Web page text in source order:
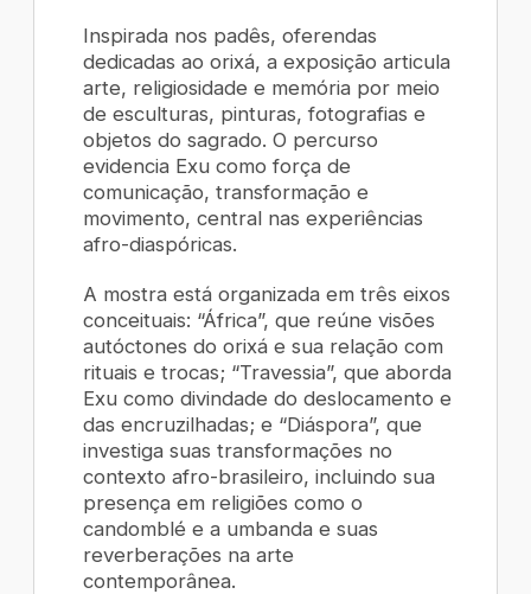
Inspirada nos padês, oferendas
dedicadas ao orixá, a exposição articula
arte, religiosidade e memória por meio
de esculturas, pinturas, fotografias e
objetos do sagrado. O percurso
evidencia Exu como força de
comunicação, transformação e
movimento, central nas experiências
afro-diaspóricas.
A mostra está organizada em três eixos
conceituais: “África”, que reúne visões
autóctones do orixá e sua relação com
rituais e trocas; “Travessia”, que aborda
Exu como divindade do deslocamento e
das encruzilhadas; e “Diáspora”, que
investiga suas transformações no
contexto afro-brasileiro, incluindo sua
presença em religiões como o
candomblé e a umbanda e suas
reverberações na arte
contemporânea.